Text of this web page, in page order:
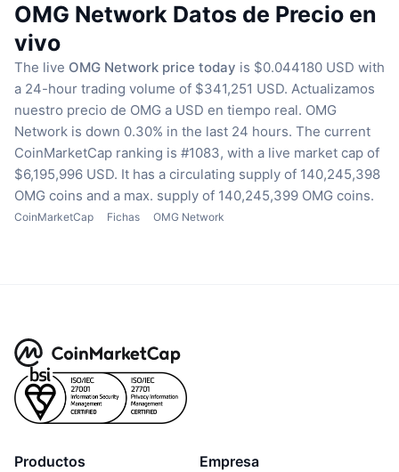
OMG Network Datos de Precio en
vivo
The live OMG Network price today is $0.044180 USD with
a 24-hour trading volume of $341,251 USD. Actualizamos
nuestro precio de OMG a USD en tiempo real. OMG
Network is down 0.30% in the last 24 hours. The current
CoinMarketCap ranking is #1083, with a live market cap of
$6,195,996 USD. It has a circulating supply of 140,245,398
OMG coins and a max. supply of 140,245,399 OMG coins.
CoinMarketCap Fichas OMG Network
Productos Empresa